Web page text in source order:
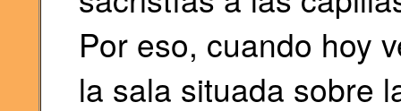
Por eso, cuando hoy
la sala situada sobre